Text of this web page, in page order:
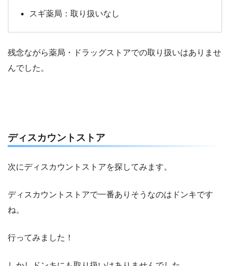
スギ薬局：取り扱いなし
残念ながら薬局・ドラッグストアでの取り扱いはありませ
んでした。
ディスカウントストア
次にディスカウントストアを探してみます。
ディスカウントストアで一番ありそうなのはドンキです
ね。
行ってみました！